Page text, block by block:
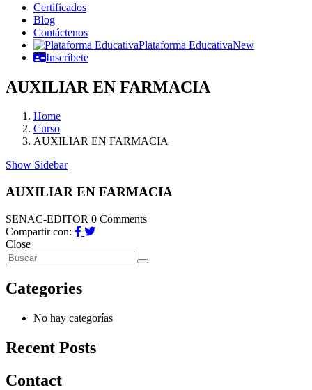
Certificados
Blog
Contáctenos
Plataforma EducativaNew
Inscríbete
AUXILIAR EN FARMACIA
Home
Curso
AUXILIAR EN FARMACIA
Show Sidebar
AUXILIAR EN FARMACIA
SENAC-EDITOR 0 Comments
Compartir con:
Close
Categories
No hay categorías
Recent Posts
Contact